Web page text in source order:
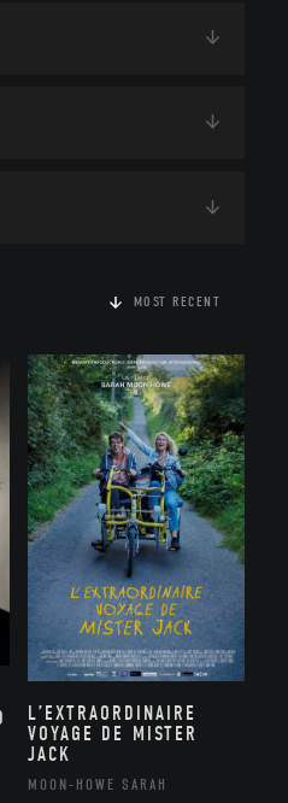
MOST RECENT
L’EXTRAORDINAIRE
VOYAGE DE MISTER
JACK
MOON-HOWE SARAH